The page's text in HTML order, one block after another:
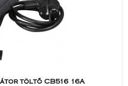
töltő CB516 16A